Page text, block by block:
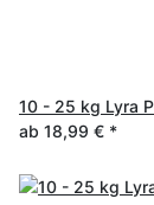
10 - 25 kg Lyra
ab 18,99 € *